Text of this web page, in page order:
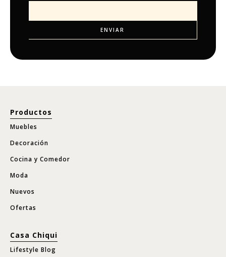
Productos
Muebles
Decoración
Cocina y Comedor
Moda
Nuevos
Ofertas
Casa Chiqui
Lifestyle Blog